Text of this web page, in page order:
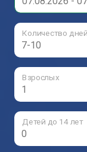
Количество дней
Взрослых
Детей до 14 лет